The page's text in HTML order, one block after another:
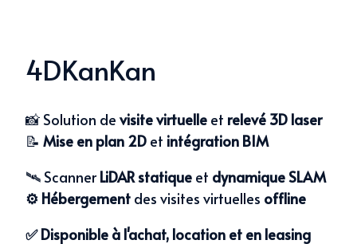
4DKanKan
📸 Solution de visite virtuelle et relevé 3D laser
📝 Mise en plan 2D et intégration BIM
🛰️ ScannerLiDAR statique et dynamique SLAM
⚙️ Hébergement des visites virtuelles offline
✅ Disponible à l'achat, location et en leasing